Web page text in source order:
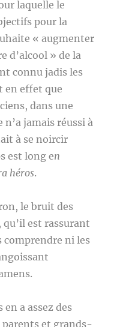
laquelle le
pour la
« augmenter
d’alcool » de la
connu jadis les
en effet que
dans une
jamais réussi à
à se noircir
est long en
héros.
le bruit des
est rassurant
comprendre ni les
a assez des
parents et grands-